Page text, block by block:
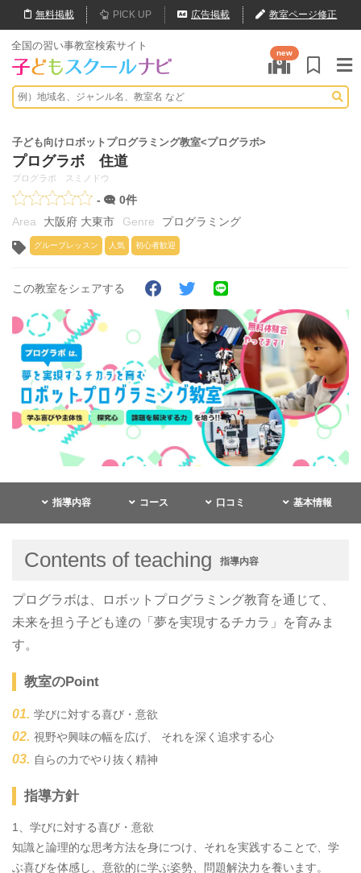
無料掲載 PICK UP 広告掲載 教室ページ修正
全国の習い事教室検索サイト
new
子ども向けロボットプログラミング教室<プログラボ>
プログラボ 住道
プログラボ スミノドウ
-
0件
大阪府 大東市
プログラミング
グループレッスン 人気 初心者歓迎
この教室をシェアする
指導内容 コース 口コミ 基本情報
Contents of teaching 指導内容
プログラボは、ロボットプログラミング教育を通じて、
未来を担う子ども達の「夢を実現するチカラ」を育みま
す。
教室のPoint
学びに対する喜び・意欲
視野や興味の幅を広げ、 それを深く追求する心
自らの力でやり抜く精神
指導方針
1、学びに対する喜び・意欲
知識と論理的な思考方法を身につけ、それを実践することで、学
ぶ喜びを体感し、意欲的に学ぶ姿勢、問題解決力を養います。